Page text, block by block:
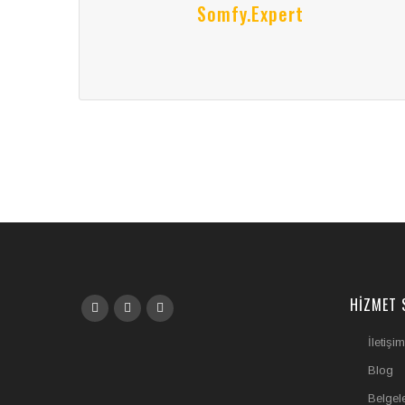
Somfy.expert
HIZMET
İletişim
Blog